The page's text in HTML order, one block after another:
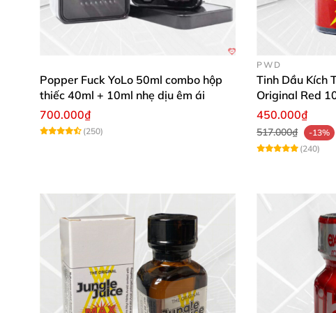
Lời khuyên: Đọc kỹ hướng dẫn và tham khảo
Người mua 1: “Chất lượng tuyệt vời, đóng gói
Người mua 2: “Sản phẩm rất đáng tin cậy,
Người mua 3: “Dòng sản phẩm này mang lại
60ml.
Bạn muốn mình tăng cường phần mô tả tính
không phù hợp không?
Popper Fuck YoLo 50ml combo hộp
thiếc 40ml + 10ml nhẹ dịu êm ái
700.000₫
(250)
PWD
Tinh Dầu Kích
Original Red
450.000₫
517.000₫
-13%
(240)